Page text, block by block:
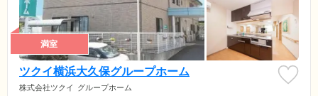
満室
ツクイ横浜大久保グループホーム
株式会社ツクイ グループホーム